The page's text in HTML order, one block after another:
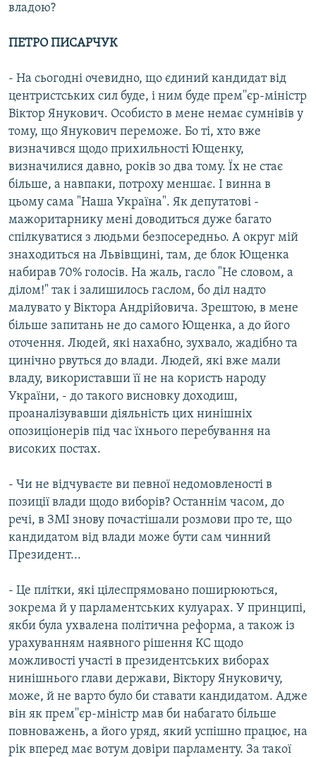
владою?
ПЕТРО ПИСАРЧУК
- На сьогодні очевидно, що єдиний кандидат від
центристських сил буде, і ним буде прем''єр-міністр
Віктор Янукович. Особисто в мене немає сумнівів у
тому, що Янукович переможе. Бо ті, хто вже
визначився щодо прихильності Ющенку,
визначилися давно, років зо два тому. Їх не стає
більше, а навпаки, потроху меншає. І винна в
цьому сама "Наша Україна". Як депутатові -
мажоритарнику мені доводиться дуже багато
спілкуватися з людьми безпосередньо. А округ мій
знаходиться на Львівщині, там, де блок Ющенка
набирав 70% голосів. На жаль, гасло "Не словом, а
ділом!" так і залишилось гаслом, бо діл надто
малувато у Віктора Андрійовича. Зрештою, в мене
більше запитань не до самого Ющенка, а до його
оточення. Людей, які нахабно, зухвало, жадібно та
цинічно рвуться до влади. Людей, які вже мали
владу, використавши її не на користь народу
України, - до такого висновку доходиш,
проаналізувавши діяльність цих нинішніх
опозиціонерів під час їхнього перебування на
високих постах.
- Чи не відчуваєте ви певної недомовленості в
позиції влади щодо виборів? Останнім часом, до
речі, в ЗМІ знову почастішали розмови про те, що
кандидатом від влади може бути сам чинний
Президент...
- Це плітки, які цілеспрямовано поширюються,
зокрема й у парламентських кулуарах. У принципі,
якби була ухвалена політична реформа, а також із
урахуванням наявного рішення КС щодо
можливості участі в президентських виборах
нинішнього глави держави, Віктору Януковичу,
може, й не варто було би ставати кандидатом. Адже
він як прем''єр-міністр мав би набагато більше
повноважень, а його уряд, який успішно працює, на
рік вперед має вотум довіри парламенту. За такої